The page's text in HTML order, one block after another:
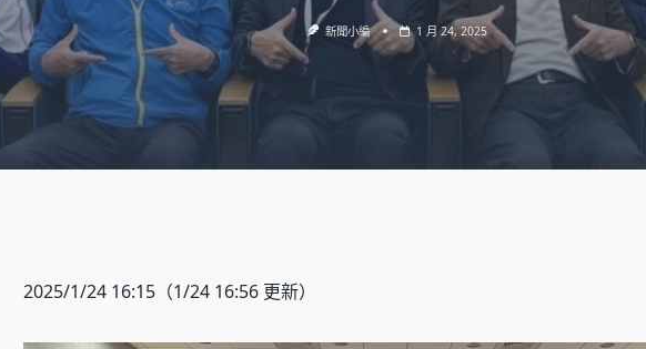
新聞小編 1 月 24, 2025
2025/1/24 16:15（1/24 16:56 更新）